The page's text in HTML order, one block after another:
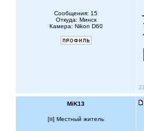
Сообщения: 15
Откуда: Минск
Камера: Nikon D60
MiK13
[ ] Местный житель